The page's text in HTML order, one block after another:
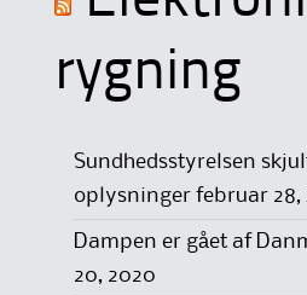
rygning
Sundhedsstyrelsen
oplysninger februar 28,
Dampen er gået af
20, 2020